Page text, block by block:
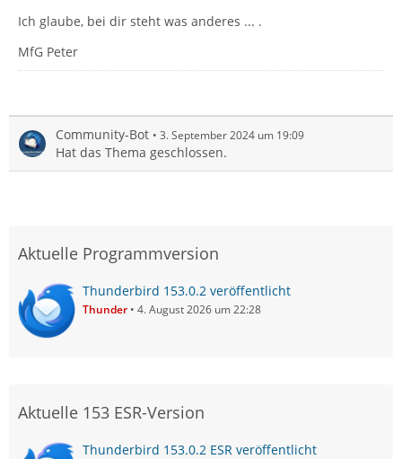
Ich glaube, bei dir steht was anderes ... .
MfG Peter
Community-Bot 3. September 2024 um 19:09
Hat das Thema geschlossen.
Aktuelle Programmversion
Thunderbird 153.0.2 veröffentlicht
Thunder 4. August 2026 um 22:28
Aktuelle 153 ESR-Version
Thunderbird 153.0.2 ESR veröffentlicht